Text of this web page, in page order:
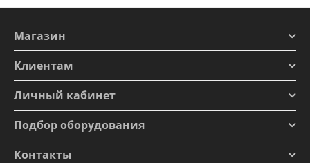
Магазин
Клиентам
Личный кабинет
Подбор оборудования
Контакты